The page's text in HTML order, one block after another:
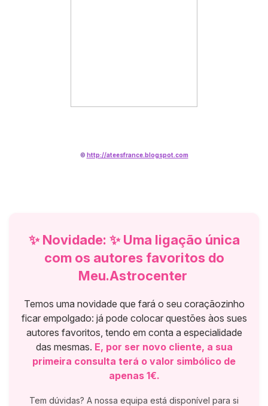
© http://ateesfrance.blogspot.com
✨ Novidade: ✨ Uma ligação única
com os autores favoritos do
Meu.Astrocenter
Temos uma novidade que fará o seu coraçãozinho
ficar empolgado: já pode colocar questões àos sues
autores favoritos, tendo em conta a especialidade
das mesmas. E, por ser novo cliente, a sua
primeira consulta terá o valor simbólico de
apenas 1€.
Tem dúvidas? A nossa equipa está disponível para si